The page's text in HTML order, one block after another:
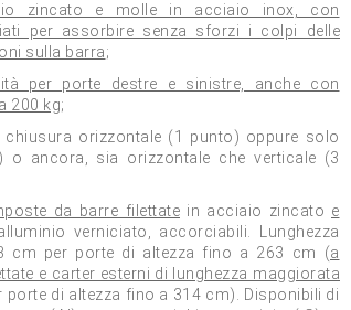
zincato e molle in acciaio inox, con
per assorbire senza sforzi i colpi delle
sulla barra;
per porte destre e sinistre, anche con
200 kg;
orizzontale (1 punto) oppure solo
o ancora, sia orizzontale che verticale (3
da barre filettate in acciaio zincato e
verniciato, accorciabili. Lunghezza
cm per porte di altezza fino a 263 cm (a
e carter esterni di lunghezza maggiorata
porte di altezza fino a 314 cm). Disponibili di